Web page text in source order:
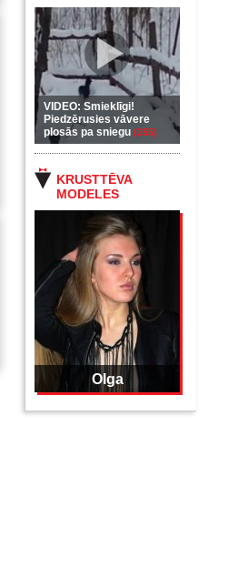
VIDEO: Smieklīgi!
Piedzērusies vāvere
plosās pa sniegu (255)
KRUSTTĒVA
MODELES
Olga